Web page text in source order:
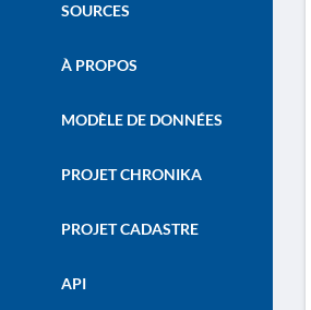
SOURCES
À PROPOS
MODÈLE DE DONNÉES
PROJET CHRONIKA
PROJET CADASTRE
API